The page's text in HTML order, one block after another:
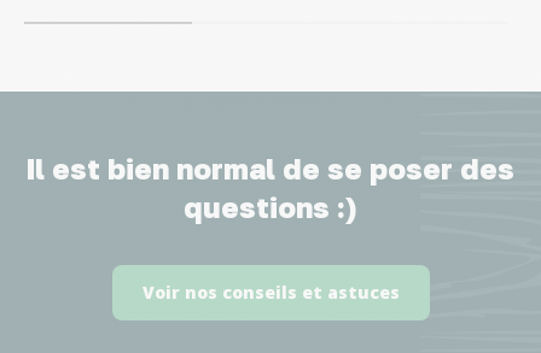
Il est bien normal de se poser des
questions :)
Voir nos conseils et astuces